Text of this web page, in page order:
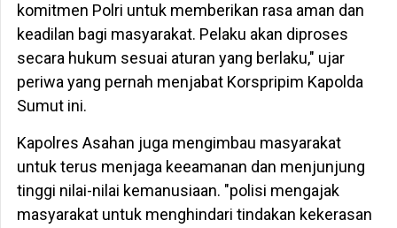
komitmen Polri untuk memberikan rasa aman dan
keadilan bagi masyarakat. Pelaku akan diproses
secara hukum sesuai aturan yang berlaku," ujar
periwa yang pernah menjabat Korspripim Kapolda
Sumut ini.
Kapolres Asahan juga mengimbau masyarakat
untuk terus menjaga keeamanan dan menjunjung
tinggi nilai-nilai kemanusiaan. "polisi mengajak
masyarakat untuk menghindari tindakan kekerasan